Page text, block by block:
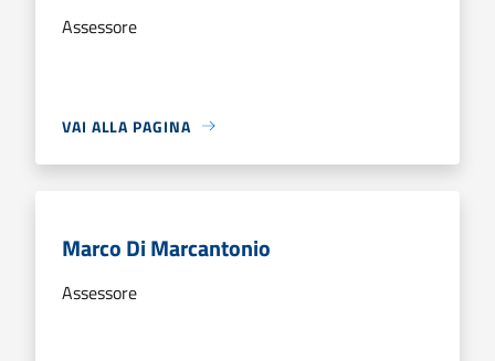
Assessore
VAI ALLA PAGINA
Marco Di Marcantonio
Assessore